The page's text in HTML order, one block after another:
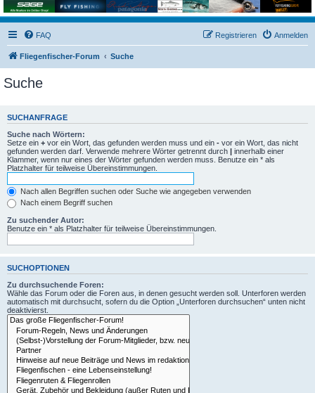
FAQ Anmelden
Registrieren
Fliegenfischer-Forum Suche
Suche
SUCHANFRAGE
Suche nach Wörtern:
Setze ein + vor ein Wort, das gefunden werden muss und ein - vor ein Wort, das nicht
gefunden werden darf. Verwende mehrere Wörter getrennt durch | innerhalb einer
Klammer, wenn nur eines der Wörter gefunden werden muss. Benutze ein * als
Platzhalter für teilweise Übereinstimmungen.
Nach allen Begriffen suchen oder Suche wie angegeben verwenden
Nach einem Begriff suchen
Zu suchender Autor:
Benutze ein * als Platzhalter für teilweise Übereinstimmungen.
SUCHOPTIONEN
Zu durchsuchende Foren:
Wähle das Forum oder die Foren aus, in denen gesucht werden soll. Unterforen werden
automatisch mit durchsucht, sofern du die Option „Unterforen durchsuchen“ unten nicht
deaktivierst.